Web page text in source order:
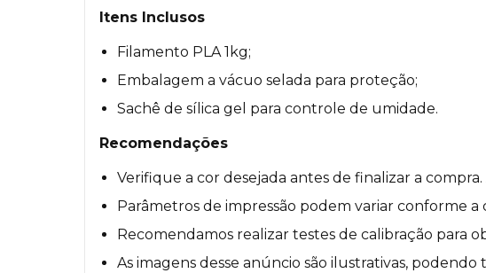
Itens Inclusos
Filamento PLA 1kg;
Embalagem a vácuo selada para proteção;
Sachê de sílica gel para controle de umidade.
Recomendações
Verifique a cor desejada antes de finalizar a
Parâmetros de impressão podem variar conforme
Recomendamos realizar testes de calibração para
As imagens desse anúncio são ilustrativas,